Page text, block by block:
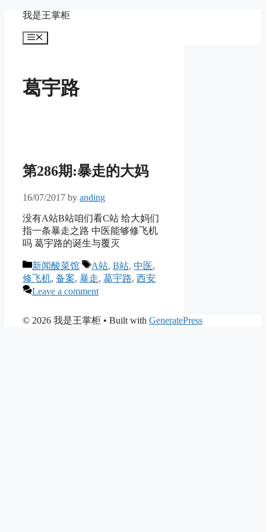
content
我是王掌柜
Menu
葛宇路
第286期:暴走的大妈
16/07/2017 by anding
没有A站B站咱们看C站 给大妈们
指一条暴走之路 中医能够修飞机
吗 葛宇路的诞生与覆灭
Categories
新闻酸菜馆 Tags
A站, B站, 中医,
修飞机, 备案, 暴走, 葛宇路, 西安
Leave a comment
© 2026 我是王掌柜 • Built with GeneratePress